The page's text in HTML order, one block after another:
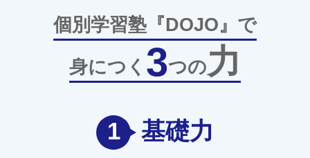
個別学習塾『DOJO』で
身につく 3つの力
1 基礎力